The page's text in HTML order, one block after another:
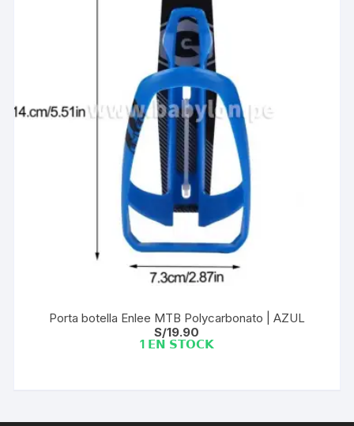
Porta botella Enlee MTB Polycarbonato | AZUL
S/19.90
1 𝗘𝗡 𝗦𝗧𝗢𝗖𝗞